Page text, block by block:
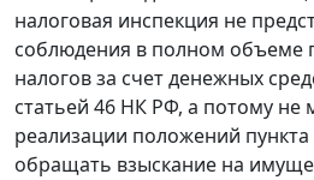
налоговая инспекция не
соблюдения в полном объеме
налогов за счет денежных
статьей 46 НК РФ, а потому не
реализации положений
обращать взыскание на